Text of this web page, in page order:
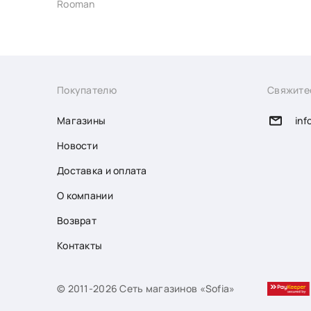
Rooman
Покупателю
Магазины
Новости
Доставка и оплата
О компании
Возврат
Контакты
© 2011-2026 Сеть магазинов «Sofia»